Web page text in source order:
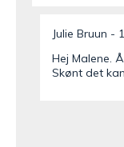
Julie Bruun
Hej Malene.
Skønt det